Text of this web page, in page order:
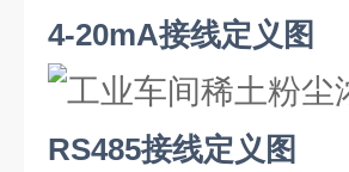
4-20mA接线定义图
RS485接线定义图